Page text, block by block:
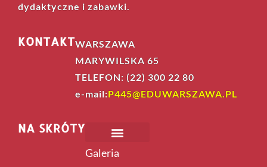
dydaktyczne i zabawki.
KONTAKTWARSZAWA
MARYWILSKA 65
TELEFON: (22) 300 22 80
e-mail:P445@EDUWARSZAWA.PL
NA SKRÓTY
Galeria